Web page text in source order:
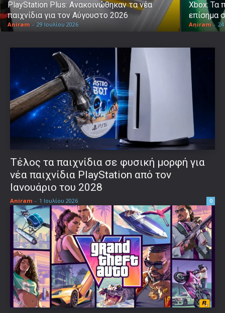
PlayStation Plus: Ανακοινώθηκαν τα νέα
παιχνίδια για τον Αύγουστο 2026
Aniram - 29 Ιουλίου 2026
Xbox: Τα
επίσημα
Aniram -
Τέλος τα παιχνίδια σε φυσική μορφή για
νέα παιχνίδια PlayStation από τον
Ιανουάριο του 2028
Aniram - 1 Ιουλίου 2026 0